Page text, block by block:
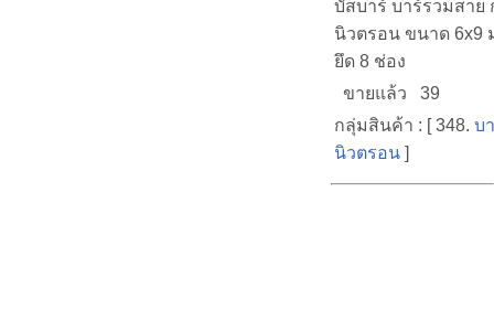
บัสบาร์ บาร์รวมสาย
นิวตรอน ขนาด 6x9
ยึด 8 ช่อง
ขายแล้ว 39
กลุ่มสินค้า : [ 348. บ
นิวตรอน ]